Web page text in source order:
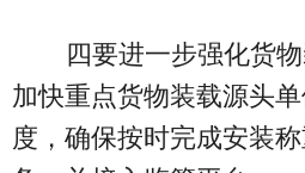
四要进一步强化货
加快重点货物装载源头
度，确保按时完成安装